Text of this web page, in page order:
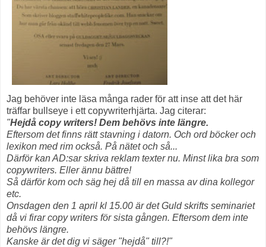
Jag behöver inte läsa många rader för att inse att det här
träffar bullseye i ett copywriterhjärta. Jag citerar:
"Hejdå copy writers! Dem behövs inte längre.
Eftersom det finns rätt stavning i datorn. Och ord böcker och
lexikon med rim också. På nätet och så...
Därför kan AD:sar skriva reklam texter nu. Minst lika bra som
copywriters. Eller ännu bättre!
Så därför kom och säg hej då till en massa av dina kollegor
etc.
Onsdagen den 1 april kl 15.00 är det Guld skrifts seminariet
då vi firar copy writers för sista gången. Eftersom dem inte
behövs längre.
Kanske är det dig vi säger "hejdå" till?!"